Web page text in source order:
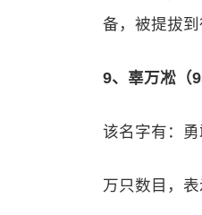
备，被提拔到
9、辜万凇（
该名字有：
万只数目，